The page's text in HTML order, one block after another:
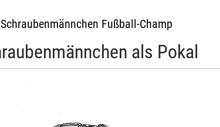
Schraubenmännchen Fußball-Champ
als Pokal